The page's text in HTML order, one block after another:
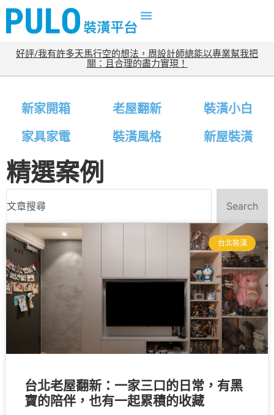
好評/我有許多天馬行空的想法，周設計師總能以專業幫我把
關：且合理的盡力實現！
新家開箱 老屋翻新
裝潢小白
家具家電
裝潢風格 新屋裝潢
精選案例
Search
台北裝潢
台北老屋翻新：一家三口的日常，有黑
寶的陪伴，也有一起累積的收藏